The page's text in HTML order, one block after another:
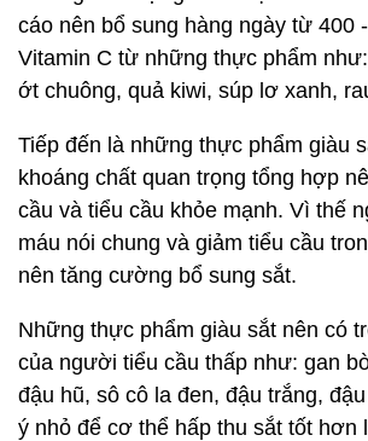
cáo nên bổ sung hàng ngày từ 400
Vitamin C từ những thực phẩm
ớt chuông, quả kiwi, súp lơ xanh,
Tiếp đến là những thực phẩm giàu
khoáng chất quan trọng tổng hợp
cầu và tiểu cầu khỏe mạnh. Vì thế
máu nói chung và giảm tiểu cầu
nên tăng cường bổ sung sắt.
Những thực phẩm giàu sắt nên có
của người tiểu cầu thấp như: gan
đậu hũ, sô cô la đen, đậu trắng,
ý nhỏ để cơ thể hấp thu sắt tốt hơn